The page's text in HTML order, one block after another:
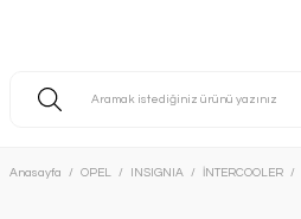
Anasayfa OPEL INSIGNIA İNTERCOOLER